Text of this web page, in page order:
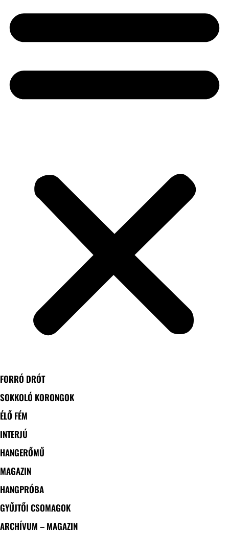
FORRÓ DRÓT
SOKKOLÓ KORONGOK
ÉLŐ FÉM
INTERJÚ
HANGERŐMŰ
MAGAZIN
HANGPRÓBA
GYŰJTŐI CSOMAGOK
ARCHÍVUM – MAGAZIN